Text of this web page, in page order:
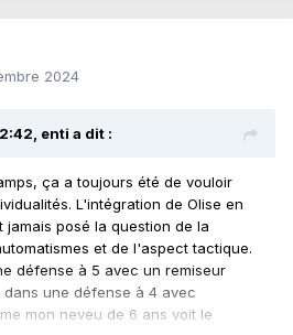
2024
enti a dit :
ça a toujours été de vouloir
L'intégration de Olise en
jamais posé la question de la
et de l'aspect tactique.
défense à 5 avec un remiseur
une défense à 4 avec
mon neveu de 6 ans voit le